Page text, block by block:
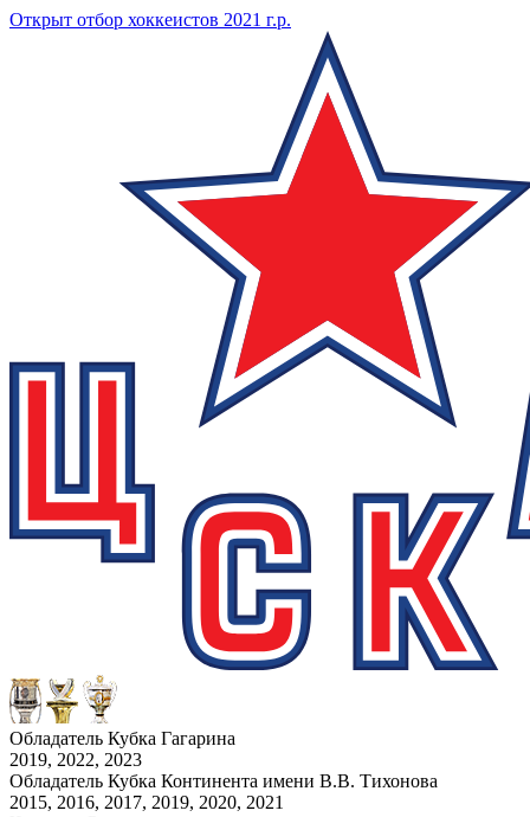
Открыт отбор хоккеистов 2021 г.р.
Обладатель Кубка Гагарина
2019, 2022, 2023
Обладатель Кубка Континента имени В.В. Тихонова
2015, 2016, 2017, 2019, 2020, 2021